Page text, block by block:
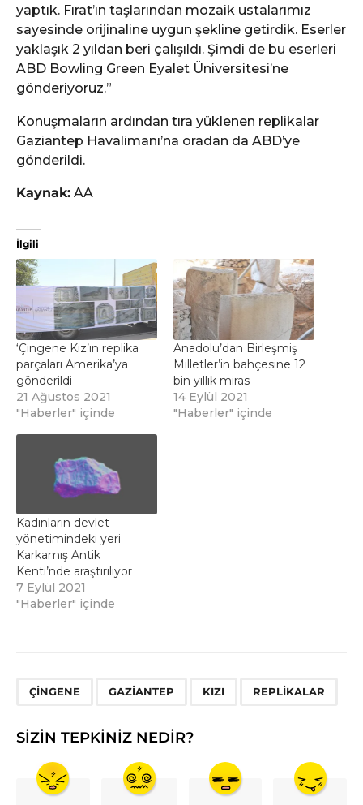
yaptık. Fırat’ın taşlarından mozaik ustalarımız
sayesinde orijinaline uygun şekline getirdik. Eserler
yaklaşık 2 yıldan beri çalışıldı. Şimdi de bu eserleri
ABD Bowling Green Eyalet Üniversitesi’ne
gönderiyoruz.”
Konuşmaların ardından tıra yüklenen replikalar
Gaziantep Havalimanı’na oradan da ABD’ye
gönderildi.
Kaynak: AA
İlgili
‘Çingene Kız’ın replika
parçaları Amerika’ya
gönderildi
21 Ağustos 2021
"Haberler" içinde
Anadolu’dan Birleşmiş
Milletler’in bahçesine 12
bin yıllık miras
14 Eylül 2021
"Haberler" içinde
Kadınların devlet
yönetimindeki yeri
Karkamış Antik
Kenti’nde araştırılıyor
7 Eylül 2021
"Haberler" içinde
ÇINGENE GAZIANTEP KIZI REPLIKALAR
SIZIN TEPKINIZ NEDIR?